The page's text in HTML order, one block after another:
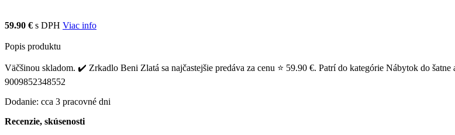
59.90 € s DPH Viac info
Popis produktu
Väčšinou skladom. ✔️ Zrkadlo Beni Zlatá sa najčastejšie predáva za cenu ⭐ 59.90 €. Patrí do kategórie Nábytok do
9009852348552
Dodanie: cca 3 pracovné dni
Recenzie, skúsenosti